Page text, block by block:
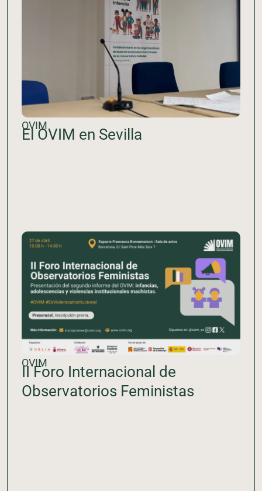
OVIM
El OVIM en Sevilla
OVIM
II Foro Internacional de
Observatorios Feministas